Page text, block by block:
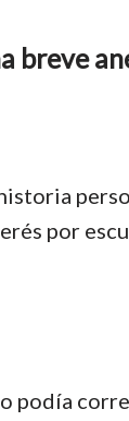
breve
por
podía